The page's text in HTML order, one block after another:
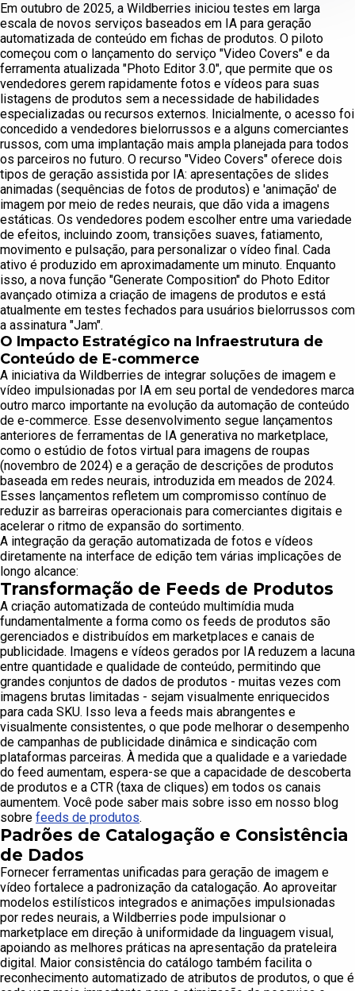
Em outubro de 2025, a Wildberries iniciou testes em larga
escala de novos serviços baseados em IA para geração
automatizada de conteúdo em fichas de produtos. O piloto
começou com o lançamento do serviço "Video Covers" e da
ferramenta atualizada "Photo Editor 3.0", que permite que os
vendedores gerem rapidamente fotos e vídeos para suas
listagens de produtos sem a necessidade de habilidades
especializadas ou recursos externos. Inicialmente, o acesso foi
concedido a vendedores bielorrussos e a alguns comerciantes
russos, com uma implantação mais ampla planejada para todos
os parceiros no futuro. O recurso "Video Covers" oferece dois
tipos de geração assistida por IA: apresentações de slides
animadas (sequências de fotos de produtos) e 'animação' de
imagem por meio de redes neurais, que dão vida a imagens
estáticas. Os vendedores podem escolher entre uma variedade
de efeitos, incluindo zoom, transições suaves, fatiamento,
movimento e pulsação, para personalizar o vídeo final. Cada
ativo é produzido em aproximadamente um minuto. Enquanto
isso, a nova função "Generate Composition" do Photo Editor
avançado otimiza a criação de imagens de produtos e está
atualmente em testes fechados para usuários bielorrussos com
a assinatura "Jam".
O Impacto Estratégico na Infraestrutura de
Conteúdo de E-commerce
A iniciativa da Wildberries de integrar soluções de imagem e
vídeo impulsionadas por IA em seu portal de vendedores marca
outro marco importante na evolução da automação de conteúdo
de e-commerce. Esse desenvolvimento segue lançamentos
anteriores de ferramentas de IA generativa no marketplace,
como o estúdio de fotos virtual para imagens de roupas
(novembro de 2024) e a geração de descrições de produtos
baseada em redes neurais, introduzida em meados de 2024.
Esses lançamentos refletem um compromisso contínuo de
reduzir as barreiras operacionais para comerciantes digitais e
acelerar o ritmo de expansão do sortimento.
A integração da geração automatizada de fotos e vídeos
diretamente na interface de edição tem várias implicações de
longo alcance:
Transformação de Feeds de Produtos
A criação automatizada de conteúdo multimídia muda
fundamentalmente a forma como os feeds de produtos são
gerenciados e distribuídos em marketplaces e canais de
publicidade. Imagens e vídeos gerados por IA reduzem a lacuna
entre quantidade e qualidade de conteúdo, permitindo que
grandes conjuntos de dados de produtos - muitas vezes com
imagens brutas limitadas - sejam visualmente enriquecidos
para cada SKU. Isso leva a feeds mais abrangentes e
visualmente consistentes, o que pode melhorar o desempenho
de campanhas de publicidade dinâmica e sindicação com
plataformas parceiras. À medida que a qualidade e a variedade
do feed aumentam, espera-se que a capacidade de descoberta
de produtos e a CTR (taxa de cliques) em todos os canais
aumentem. Você pode saber mais sobre isso em nosso blog
sobre feeds de produtos.
Padrões de Catalogação e Consistência
de Dados
Fornecer ferramentas unificadas para geração de imagem e
vídeo fortalece a padronização da catalogação. Ao aproveitar
modelos estilísticos integrados e animações impulsionadas
por redes neurais, a Wildberries pode impulsionar o
marketplace em direção à uniformidade da linguagem visual,
apoiando as melhores práticas na apresentação da prateleira
digital. Maior consistência do catálogo também facilita o
reconhecimento automatizado de atributos de produtos, o que é